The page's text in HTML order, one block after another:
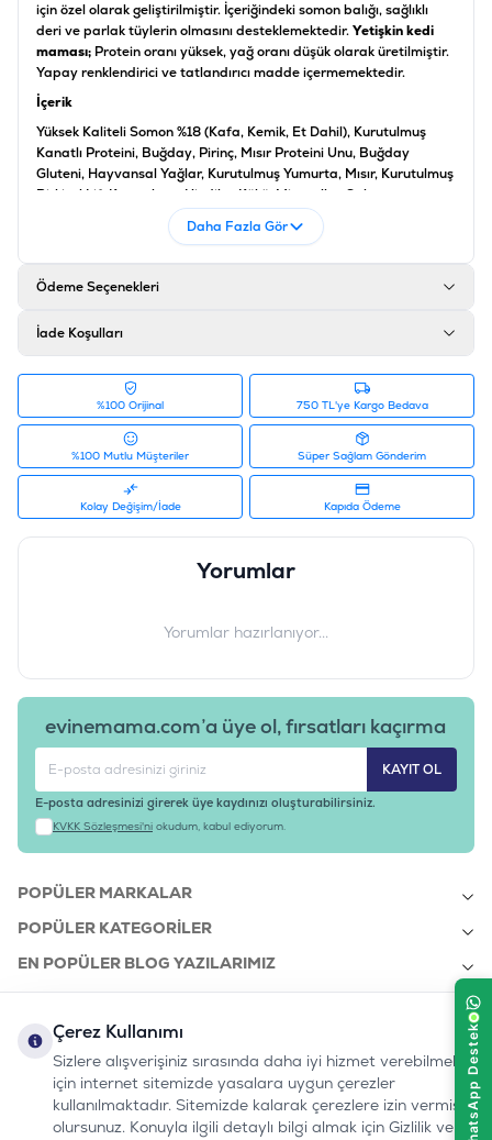
için özel olarak geliştirilmiştir. İçeriğindeki somon balığı, sağlıklı
deri ve parlak tüylerin olmasını desteklemektedir.Yetişkin kedi
maması; Protein oranı yüksek, yağ oranı düşük olarak üretilmiştir.
Yapay renklendirici ve tatlandırıcı madde içermemektedir.
İçerik
Yüksek Kaliteli Somon %18 (Kafa, Kemik, Et Dahil), Kurutulmuş
Kanatlı Proteini, Buğday, Pirinç, Mısır Proteini Unu, Buğday
Gluteni, Hayvansal Yağlar, Kurutulmuş Yumurta, Mısır, Kurutulmuş
Bitkisel Lif, Kurutulmuş Hindiba Kökü, Mineraller, Sakatat,
Ham Protein %36, Ham Yağ %16, Arjimin %2,3, Ham Selüloz %2,5,
Ham Kül %7,5, Omega-3 Yağ Asitleri %0,7
Katkı Maddeleri
Vitamin A 37000 IU/kg, Vitamin D3 1200 IU/kg, Vitamin E 670
mg/kg, Vitamin C 160 IU/kg, Demir Sülfat Monohidrat 120 IU/kg,
Kalsiyum İyodat Anhidre 1,8 IU/kg, Bakır Sülfat Pentahidrat 12
IU/kg, Mangan 44 mg/kg, Çinko 110 IU/kg, Sodyum Selenit 0,13
mg/kg, Antioksidanlar
Ürün Filtreleri
Barkod
:
7613036508315
Daha Fazla Gör
Ödeme Seçenekleri
İade Koşulları
%100 Orijinal 750 TL'ye Kargo Bedava
%100 Mutlu Müşteriler Süper Sağlam Gönderim
Kolay Değişim/İade Kapıda Ödeme
Yorumlar
Yorumlar hazırlanıyor...
evinemama.com’a üye ol, fırsatları kaçırma
KAYIT OL
E-posta adresinizi girerek üye kaydınızı oluşturabilirsiniz.
KVKK Sözleşmesi'ni okudum, kabul ediyorum.
POPÜLER MARKALAR
POPÜLER KATEGORILER
EN POPÜLER BLOG YAZILARIMIZ
KURUMSAL
bizi takip edin:
0232 7000 212
Çerez Kullanımı
Sizlere alışverişiniz sırasında daha iyi hizmet verebilmek
için internet sitemizde yasalara uygun çerezler
kullanılmaktadır. Sitemizde kalarak çerezlere izin vermiş
olursunuz. Konuyla ilgili detaylı bilgi almak için Gizlilik ve